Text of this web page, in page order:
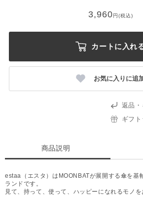
3,960円(税込)
カートに入れ
お気に入りに追
返品
ギフ
商品説明
estaa（エスタ）はMOONBATが展開する傘を基
ランドです。
見て、持って、使って、ハッピーになれるモノを